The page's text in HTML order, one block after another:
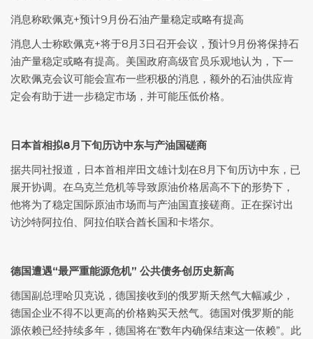
消息称欧佩克+预计9月份石油产量稳定或略有提高
消息人士称欧佩克+将于8月3日召开会议，预计9月份将保持石
油产量稳定或略有提高。美国政府高级官员乐观地认为，下一
次欧佩克会议可能会宣布一些积极的消息，额外的石油供应肯
定会有助于进一步稳定市场，并可能压低价格。
日本首相拟8月下旬历访中东与产油国磋商
据共同社报道，日本首相岸田文雄计划在8月下旬历访中东，已
展开协调。在乌克兰危机等导致原油价格居高不下的形势下，
他将为了稳定国际原油市场而与产油国直接磋商。正在探讨出
访沙特阿拉伯、阿拉伯联合酋长国和卡塔尔。
德国遭遇“最严重能源危机” 公共债务创历史新高
德国副总理哈贝克说，德国接收到的俄罗斯天然气大幅减少，
德国企业不得不以更高的价格购买天然气。德国对俄罗斯的能
源依赖已经持续多年，德国将在“数年内确保结束这一依赖”。此